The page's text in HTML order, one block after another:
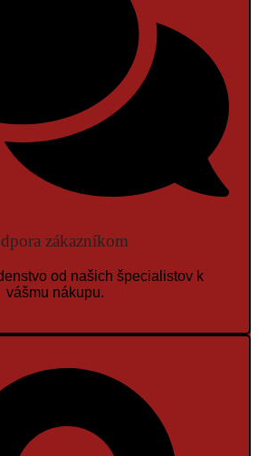
zákazníkom
od našich špecialistov k
vášmu nákupu.